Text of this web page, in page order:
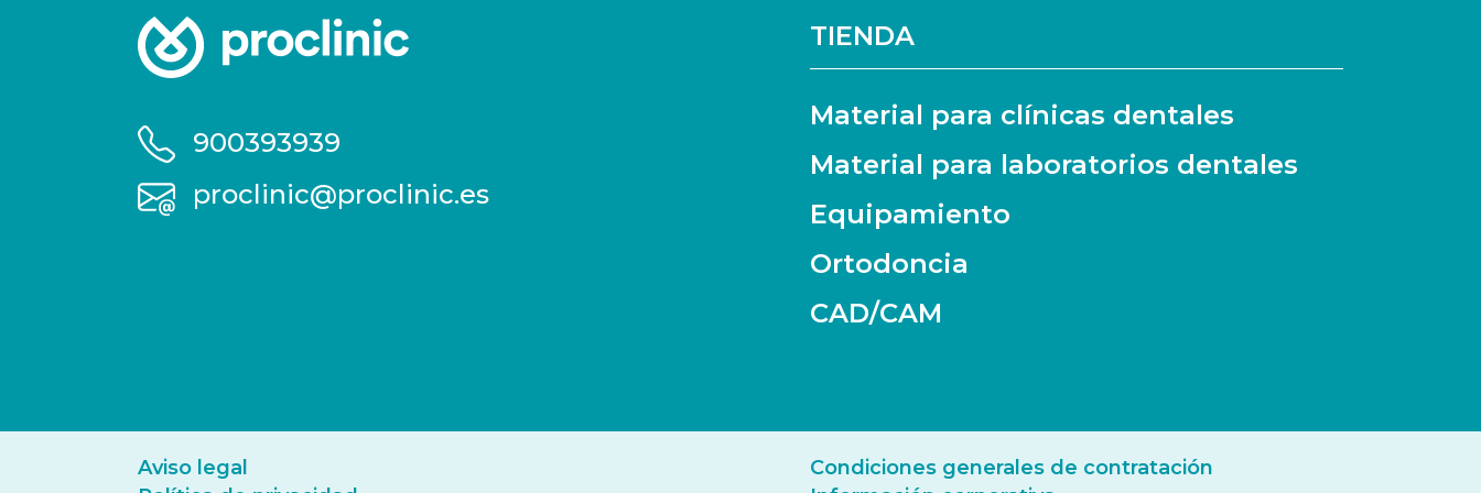
900393939
proclinic@proclinic.es
TIENDA
Material para clínicas dentales
Material para laboratorios dentales
Equipamiento
Ortodoncia
CAD/CAM
Aviso legal
Condiciones generales de contratación